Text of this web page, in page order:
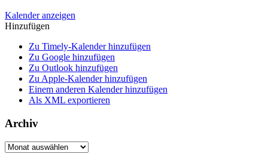
Kalender anzeigen
Hinzufügen
Zu Timely-Kalender hinzufügen
Zu Google hinzufügen
Zu Outlook hinzufügen
Zu Apple-Kalender hinzufügen
Einem anderen Kalender hinzufügen
Als XML exportieren
Archiv
Archiv